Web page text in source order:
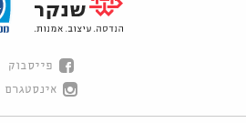
פייסבוק
אינסטגרם